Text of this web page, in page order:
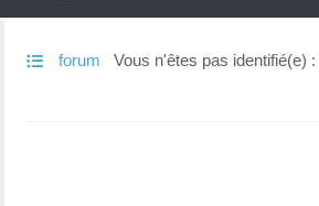
forum Vous n'êtes pas identifié(e) :